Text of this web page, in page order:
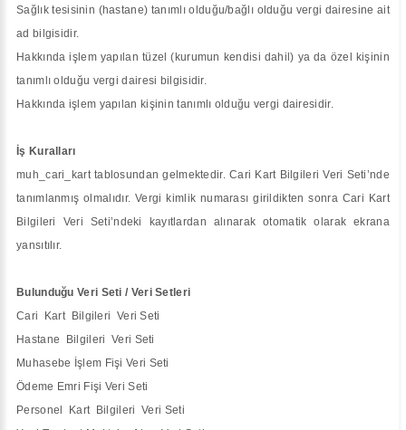
Sağlık tesisinin (hastane) tanımlı olduğu/bağlı olduğu vergi dairesine ait
ad bilgisidir.
Hakkında işlem yapılan tüzel (kurumun kendisi dahil) ya da özel kişinin
tanımlı olduğu vergi dairesi bilgisidir.
Hakkında işlem yapılan kişinin tanımlı olduğu vergi dairesidir.
İş Kuralları
muh_cari_kart tablosundan gelmektedir. Cari Kart Bilgileri Veri Seti’nde
tanımlanmış olmalıdır. Vergi kimlik numarası girildikten sonra Cari Kart
Bilgileri Veri Seti’ndeki kayıtlardan alınarak otomatik olarak ekrana
yansıtılır.
Bulunduğu Veri Seti / Veri Setleri
Cari Kart Bilgileri Veri Seti
Hastane Bilgileri Veri Seti
Muhasebe İşlem Fişi Veri Seti
Ödeme Emri Fişi Veri Seti
Personel Kart Bilgileri Veri Seti